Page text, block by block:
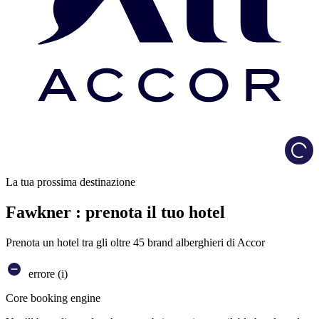
La tua prossima destinazione
Fawkner : prenota il tuo hotel
Prenota un hotel tra gli oltre 45 brand alberghieri di Accor
errore (i)
Core booking engine